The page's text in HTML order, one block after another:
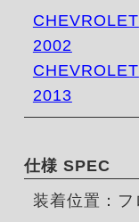
CHEVROLET
2002
CHEVROLET
2013
仕様 SPEC
装着位置：フ